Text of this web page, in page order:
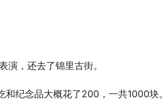
，还去了锦里古街。
纪念品大概花了200，一共1000块。